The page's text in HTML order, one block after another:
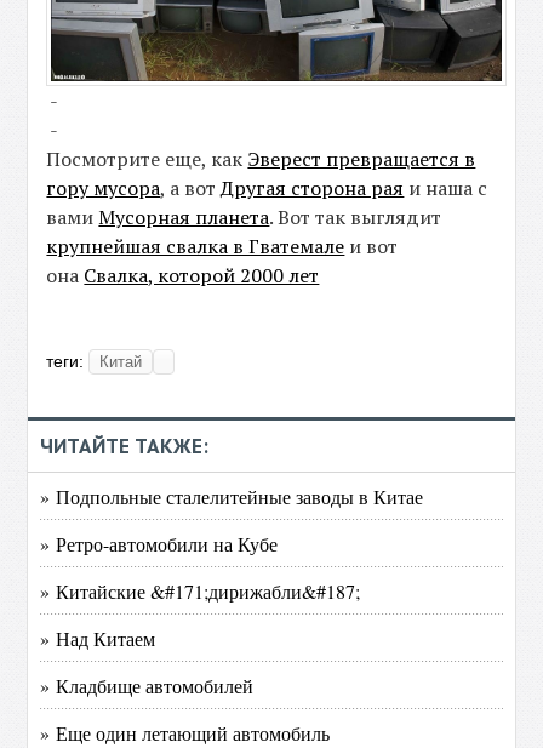
-
-
Посмотрите еще, как Эверест превращается в
гору мусора, а вотДругая сторона рая и наша с
вамиМусорная планета. Вот так выглядит
крупнейшая свалка в Гватемале и вот
она Свалка, которой 2000 лет
теги: Китай
ЧИТАЙТЕ ТАКЖЕ:
» Подпольные сталелитейные заводы в Китае
» Ретро-автомобили на Кубе
» Китайские &#171;дирижабли&#187;
» Над Китаем
» Кладбище автомобилей
» Еще один летающий автомобиль